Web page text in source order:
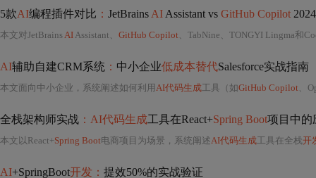
5款AI编程插件对比 ： JetBrains AI Assistant vs GitHub Copilot
本文对JetBrainsAI Assistant、 GitHub Copilot、TabNine、TONGYI Lingma和
AI辅助自建CRM系统 ： 中小企业低成本替代Salesforce实战指南
本文面向中小企业，系统阐述如何利用AI代码生成工具（如GitHub Copilot、
全栈架构师实战 ：AI代码生成工具在React+Spring Boot项目中的
本文以React+Spring Boot电商项目为场景，系统阐述AI代码生成工具在全栈开
AI+SpringBoot开发： 提效50%的实战验证